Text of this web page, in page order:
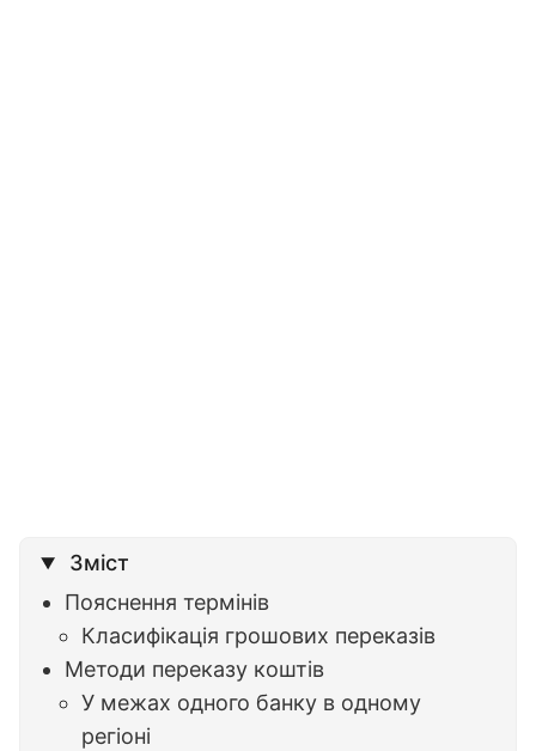
Зміст
Пояснення термінів
Класифікація грошових переказів
Методи переказу коштів
У межах одного банку в одному
регіоні